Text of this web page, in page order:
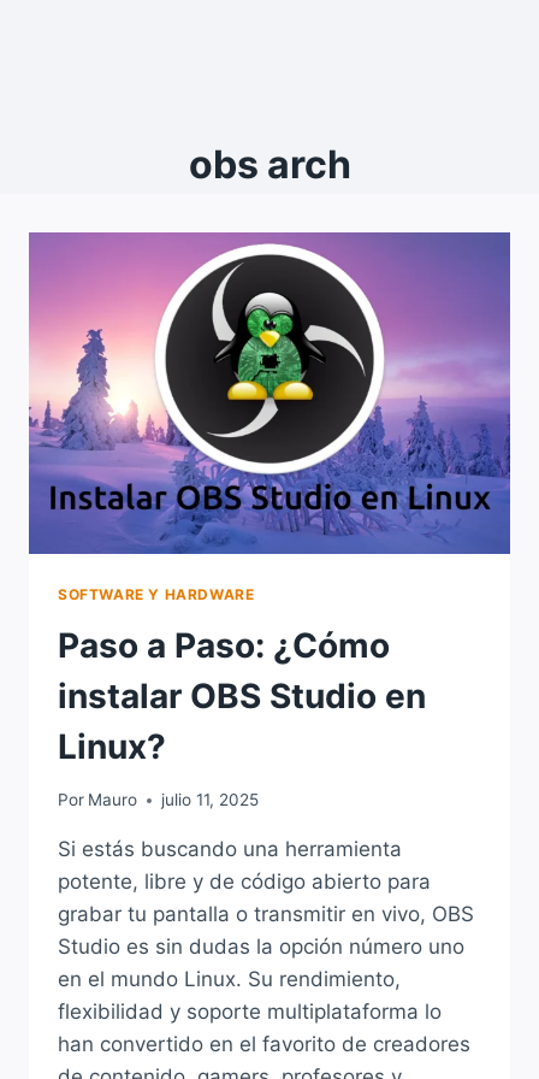
obs arch
SOFTWARE Y HARDWARE
Paso a Paso: ¿Cómo
instalar OBS Studio en
Linux?
Por Mauro julio 11, 2025
Si estás buscando una herramienta
potente, libre y de código abierto para
grabar tu pantalla o transmitir en vivo, OBS
Studio es sin dudas la opción número uno
en el mundo Linux. Su rendimiento,
flexibilidad y soporte multiplataforma lo
han convertido en el favorito de creadores